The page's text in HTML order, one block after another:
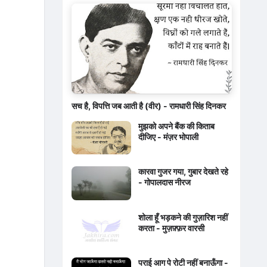
सच है, विपत्ति जब आती है (वीर) - रामधारी सिंह दिनकर
मुझको अपने बैंक की किताब
दीजिए - मंज़र भोपाली
कारवा गुजर गया, गुबार देखते रहे
- गोपालदास नीरज
शोला हूँ भड़कने की गुज़ारिश नहीं
करता - मुज़फ़्फ़र वारसी
पराई आग पे रोटी नहीं बनाऊँगा -